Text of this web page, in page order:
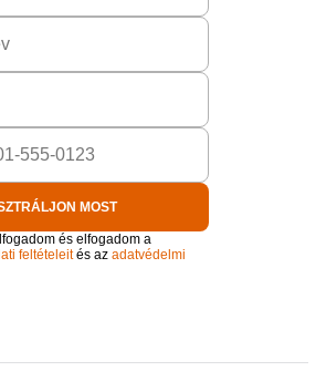
MOST
és elfogadom a
feltételeités azadatvédelmi